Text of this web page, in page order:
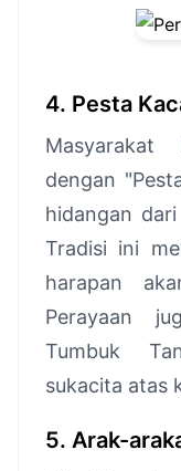
4. Pesta
dengan
hidangan
Tradisi ini
harapan
Perayaan
Tumbuk
sukacita atas
5. Arak-